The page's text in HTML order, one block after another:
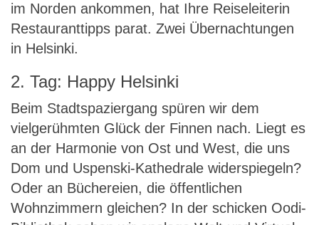
im Norden ankommen, hat Ihre Reiseleiterin
Restauranttipps parat. Zwei Übernachtungen
in Helsinki.
2. Tag: Happy Helsinki
Beim Stadtspaziergang spüren wir dem
vielgerühmten Glück der Finnen nach. Liegt es
an der Harmonie von Ost und West, die uns
Dom und Uspenski-Kathedrale widerspiegeln?
Oder an Büchereien, die öffentlichen
Wohnzimmern gleichen? In der schicken Oodi-